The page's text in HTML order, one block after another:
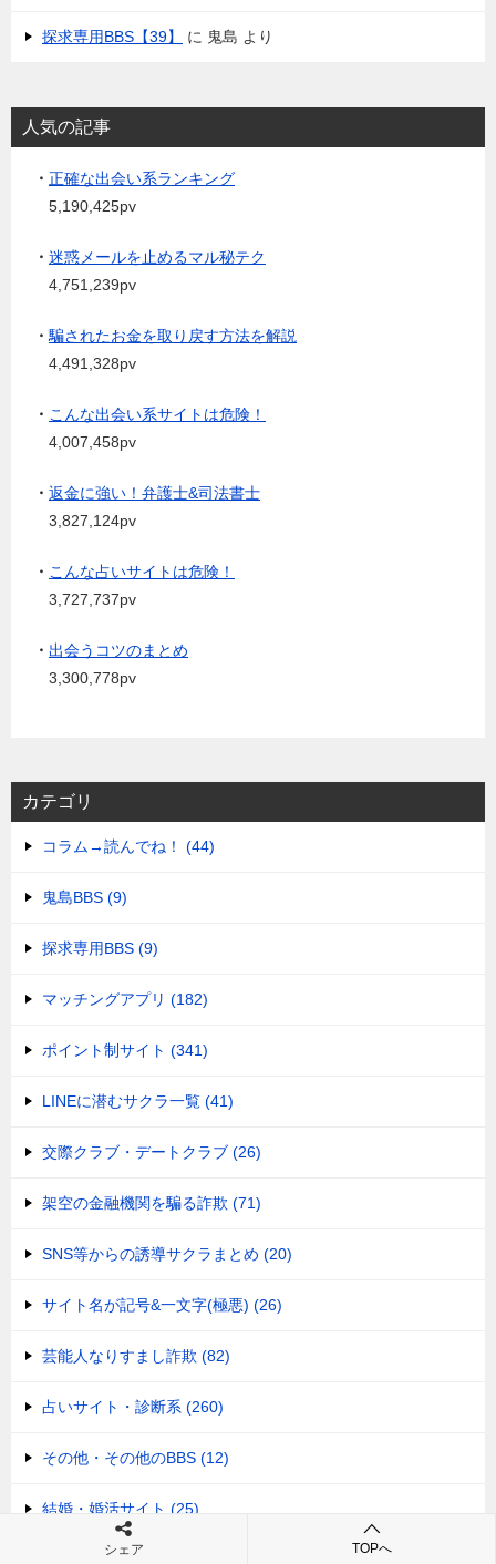
探求専用BBS【39】 に 鬼島 より
人気の記事
・ 正確な出会い系ランキング
5,190,425pv
・ 迷惑メールを止めるマル秘テク
4,751,239pv
・ 騙されたお金を取り戻す方法を解説
4,491,328pv
・ こんな出会い系サイトは危険！
4,007,458pv
・ 返金に強い！弁護士&司法書士
3,827,124pv
・ こんな占いサイトは危険！
3,727,737pv
・ 出会うコツのまとめ
3,300,778pv
カテゴリ
コラム→読んでね！ (44)
鬼島BBS (9)
探求専用BBS (9)
マッチングアプリ (182)
ポイント制サイト (341)
LINEに潜むサクラ一覧 (41)
交際クラブ・デートクラブ (26)
架空の金融機関を騙る詐欺 (71)
SNS等からの誘導サクラまとめ (20)
サイト名が記号&一文字(極悪) (26)
芸能人なりすまし詐欺 (82)
占いサイト・診断系 (260)
その他・その他のBBS (12)
結婚・婚活サイト (25)
ポイント譲渡詐欺 (20)
シェア TOPへ